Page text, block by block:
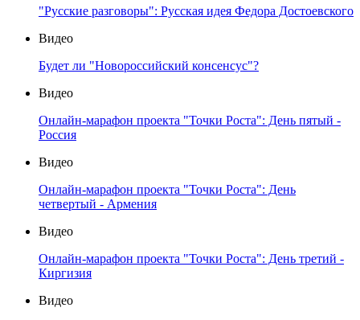
"Русские разговоры": Русская идея Федора Достоевского
Видео
Будет ли "Новороссийский консенсус"?
Видео
Онлайн-марафон проекта "Точки Роста": День пятый -
Россия
Видео
Онлайн-марафон проекта "Точки Роста": День
четвертый - Армения
Видео
Онлайн-марафон проекта "Точки Роста": День третий -
Киргизия
Видео